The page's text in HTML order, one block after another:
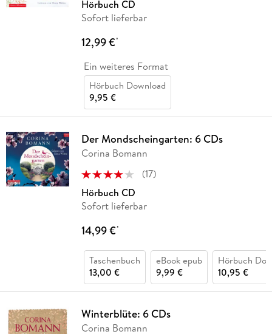
Hörbuch CD
Sofort lieferbar
12,99 €*
Ein weiteres Format
Hörbuch Download
9,95 €
Der Mondscheingarten: 6 CDs
Corina Bomann
(17)
Hörbuch CD
Sofort lieferbar
14,99 €*
Taschenbuch
13,00 €
eBook epub
9,99 €
Hörbuch
10,95 €
Winterblüte: 6 CDs
Corina Bomann